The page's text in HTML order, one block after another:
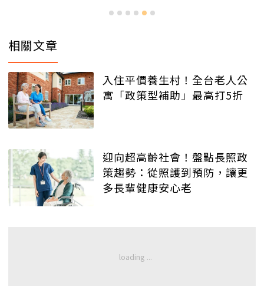
相關文章
入住平價養生村！全台老人公
寓「政策型補助」最高打5折
迎向超高齡社會！盤點長照政
策趨勢：從照護到預防，讓更
多長輩健康安心老